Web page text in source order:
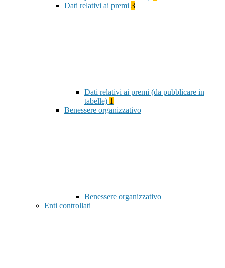
Dati relativi ai premi 3
Dati relativi ai premi (da pubblicare in
tabelle) 1
Benessere organizzativo
Benessere organizzativo
Enti controllati